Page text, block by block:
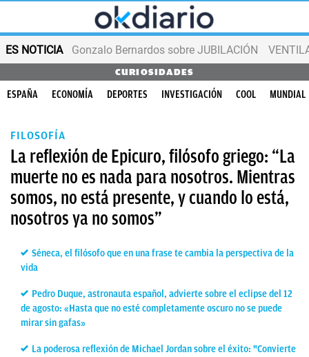
ES NOTICIA Gonzalo Bernardos sobre JUBILACIÓN
CURIOSIDADES
ESPAÑA ECONOMÍA DEPORTES INVESTIGACIÓN COOL MUNDIAL
FILOSOFÍA
La reflexión de Epicuro, filósofo griego: “La
muerte no es nada para nosotros. Mientras
somos, no está presente, y cuando lo está,
nosotros ya no somos”
Séneca, el filósofo que en una frase te cambia la perspectiva de la
vida
Pedro Duque, astronauta español, advierte sobre el eclipse del 12
de agosto: «Hasta que no esté completamente oscuro no se puede
mirar sin gafas»
La poderosa reflexión de Michael Jordan sobre el éxito: "Convierte